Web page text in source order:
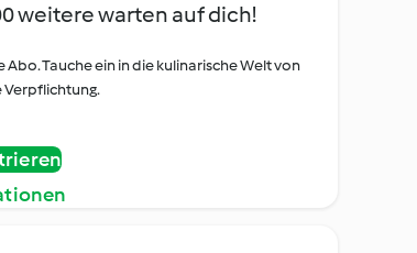
weitere warten auf dich!
Tauche ein in die kulinarische Welt von